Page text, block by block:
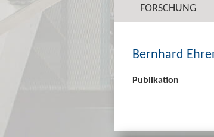
FORSCHUNG
Bernhard
Publikation